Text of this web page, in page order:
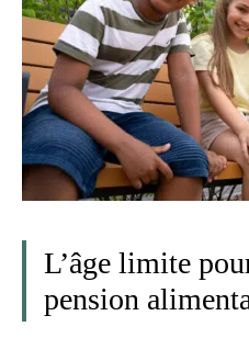
L’âge limite
pension